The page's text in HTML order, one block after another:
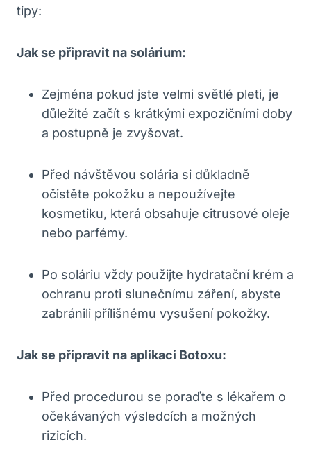
tipy:
Jak se připravit na solárium:
Zejména pokud jste velmi světlé pleti, je
důležité začít s krátkými expozičními doby
a postupně je zvyšovat.
Před návštěvou solária si důkladně
očistěte pokožku a nepoužívejte
kosmetiku, která obsahuje citrusové oleje
nebo parfémy.
Po soláriu vždy použijte hydratační krém a
ochranu proti slunečnímu záření, abyste
zabránili přílišnému vysušení pokožky.
Jak se připravit na aplikaci Botoxu:
Před procedurou se poraďte s lékařem o
očekávaných výsledcích a možných
rizicích.